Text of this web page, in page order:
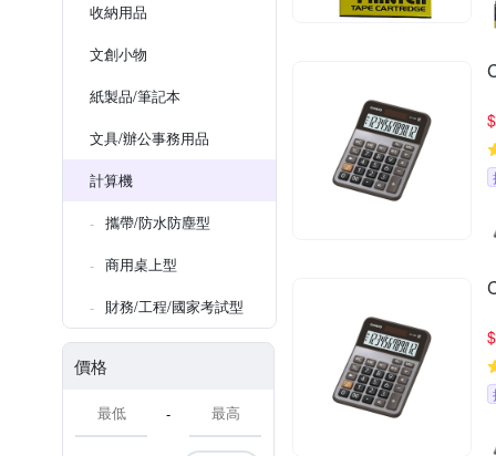
收納用品
文創小物
紙製品/筆記本
文具/辦公事務用品
計算機
攜帶/防水防塵型
商用桌上型
財務/工程/國家考試型
價格
-
$
$